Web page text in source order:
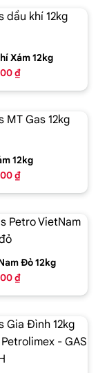
Xám 12kg
₫
12kg
₫
Đỏ 12kg
₫